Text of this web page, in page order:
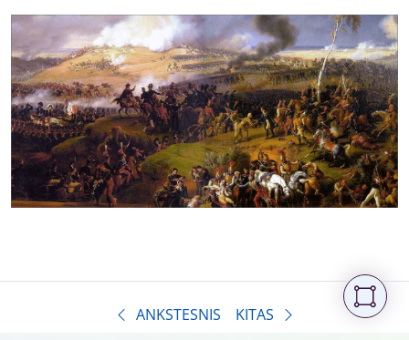
ANKSTESNIS KITAS